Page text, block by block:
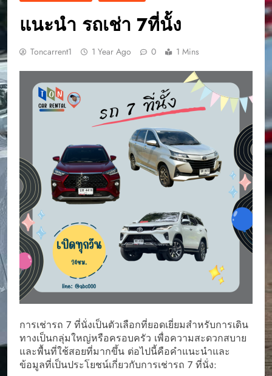
แนะนำ รถเช่า 7ที่นั้ง
Toncarrent1 1 Year Ago 0 1 Mins
การเช่ารถ 7 ที่นั่งเป็นตัวเลือกที่ยอดเยี่ยมสำหรับการเดิน
ทางเป็นกลุ่มใหญ่หรือครอบครัว เพื่อความสะดวกสบาย
และพื้นที่ใช้สอยที่มากขึ้น ต่อไปนี้คือคำแนะนำและ
ข้อมูลที่เป็นประโยชน์เกี่ยวกับการเช่ารถ 7 ที่นั่ง: